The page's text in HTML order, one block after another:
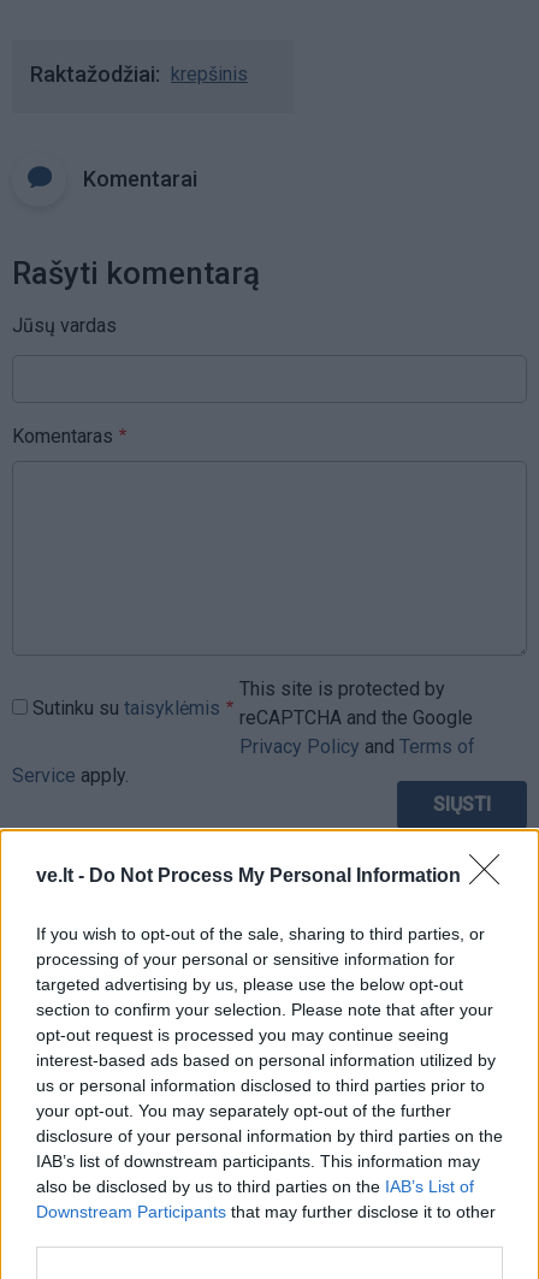
ve.lt - Do Not Process My Personal Information
If you wish to opt-out of the sale, sharing to third parties, or
processing of your personal or sensitive information for
targeted advertising by us, please use the below opt-out
section to confirm your selection. Please note that after your
opt-out request is processed you may continue seeing
interest-based ads based on personal information utilized by
us or personal information disclosed to third parties prior to
your opt-out. You may separately opt-out of the further
disclosure of your personal information by third parties on the
IAB’s list of downstream participants. This information may
also be disclosed by us to third parties on the IAB’s List of
Downstream Participants that may further disclose it to other
Raktažodžiai krepšinis
Komentarai
Rašyti komentarą
Jūsų vardas
Komentaras
Sutinku su taisyklėmis
This site is protected by
reCAPTCHA and the Google
Privacy Policy and Terms of
Service apply.
TAIP PAT SKAITYKITE